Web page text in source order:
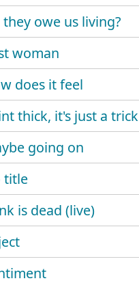
they owe us living?
woman
does it feel
thick, it's just a trick
going on
title
is dead (live)